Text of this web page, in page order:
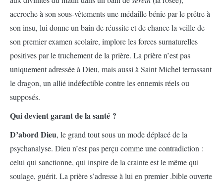
accroche à son sous-vêtements une médaille bénie par le prêtre à
son insu, lui donne un bain de réussite et de chance la veille de
son premier examen scolaire, implore les forces surnaturelles
positives par le truchement de la prière. La prière n’est pas
uniquement adressée à Dieu, mais aussi à Saint Michel terrassant
le dragon, un allié indéfectible contre les ennemis réels ou
supposés.
Qui devient garant de la santé ?
D’abord Dieu, le grand tout sous un mode déplacé de la
psychanalyse. Dieu n’est pas perçu comme une contradiction :
celui qui sanctionne, qui inspire de la crainte est le même qui
soulage, guérit. La prière s’adresse à lui en premier .bible ouverte